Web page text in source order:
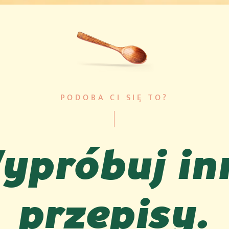
PODOBA CI SIĘ TO?
przepisy.